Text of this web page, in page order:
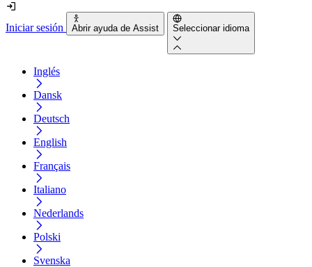
Iniciar sesión Abrir ayuda de Assist Seleccionar idioma
Inglés
Dansk
Deutsch
English
Français
Italiano
Nederlands
Polski
Svenska